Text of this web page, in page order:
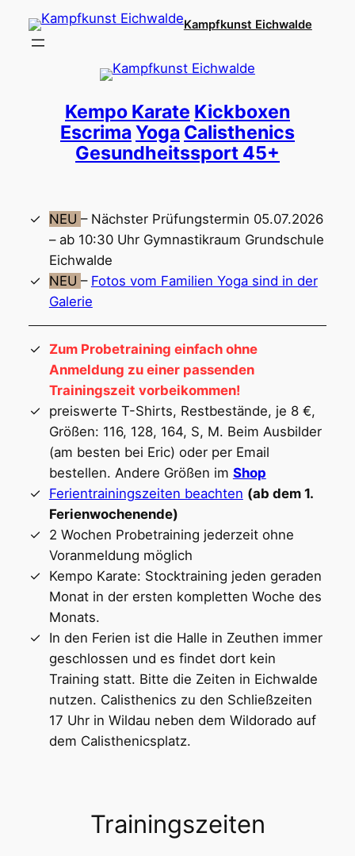
Inhalt
Kampfkunst Eichwalde
Kempo Karate Kickboxen
EscrimaYoga Calisthenics
Gesundheitssport 45+
NEU – Nächster Prüfungstermin 05.07.2026
– ab 10:30 Uhr Gymnastikraum Grundschule
Eichwalde
NEU – Fotos vom Familien Yoga sind in der
Galerie
Zum Probetraining einfach ohne
Anmeldung zu einer passenden
Trainingszeit vorbeikommen!
preiswerte T-Shirts, Restbestände, je 8 €,
Größen: 116, 128, 164, S, M. Beim Ausbilder
(am besten bei Eric) oder per Email
bestellen. Andere Größen im Shop
Ferientrainingszeiten beachten (ab dem 1.
Ferienwochenende)
2 Wochen Probetraining jederzeit ohne
Voranmeldung möglich
Kempo Karate: Stocktraining jeden geraden
Monat in der ersten kompletten Woche des
Monats.
In den Ferien ist die Halle in Zeuthen immer
geschlossen und es findet dort kein
Training statt. Bitte die Zeiten in Eichwalde
nutzen. Calisthenics zu den Schließzeiten
17 Uhr in Wildau neben dem Wildorado auf
dem Calisthenicsplatz.
Trainingszeiten